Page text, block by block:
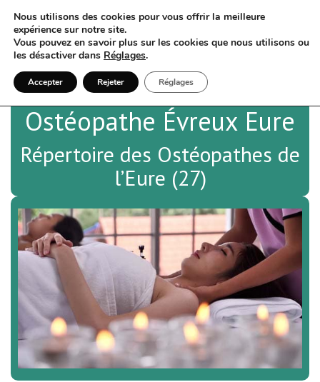
Ostéopathe Évreux Eure
Répertoire des Ostéopathes de
l’Eure (27)
Nous utilisons des cookies pour vous offrir la meilleure
expérience sur notre site.
Vous pouvez en savoir plus sur les cookies que nous utilisons ou
les désactiver dans Réglages.
Accepter Rejeter Réglages